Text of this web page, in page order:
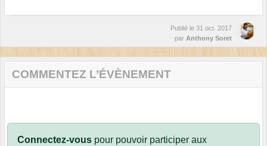
Publié le 31 oct. 2017
par Anthony Soret
COMMENTEZ L’ÉVÈNEMENT
Connectez-vous pour pouvoir participer aux